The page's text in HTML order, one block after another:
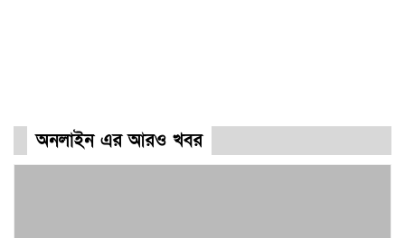
অনলাইন এর আরও খবর